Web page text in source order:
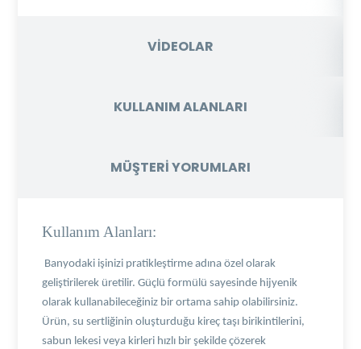
VİDEOLAR
KULLANIM ALANLARI
MÜŞTERİ YORUMLARI
Kullanım Alanları:
Banyodaki işinizi pratikleştirme adına özel olarak
geliştirilerek üretilir. Güçlü formülü sayesinde hijyenik
olarak kullanabileceğiniz bir ortama sahip olabilirsiniz.
Ürün, su sertliğinin oluşturduğu kireç taşı birikintilerini,
sabun lekesi veya kirleri hızlı bir şekilde çözerek